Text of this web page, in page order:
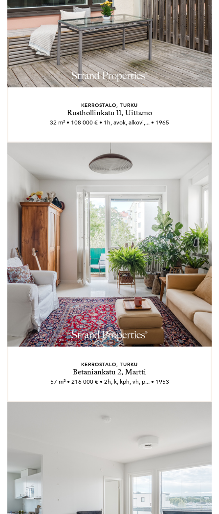
KERROSTALO, TURKU
Rusthollinkatu 11, Uittamo
32 m² • 108 000 € • 1h, avok, alkovi,... • 1965
KERROSTALO, TURKU
Betaniankatu 2, Martti
57 m² • 216 000 € • 2h, k, kph, vh, p... • 1953